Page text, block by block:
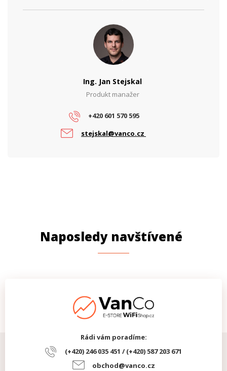
2
Ing. Jan Stejskal
Produkt manažer
+420 601 570 595
stejskal@vanco.cz
Naposledy navštívené
Rádi vám poradíme:
(+420) 246 035 451 / (+420) 587 203 671
obchod@vanco.cz